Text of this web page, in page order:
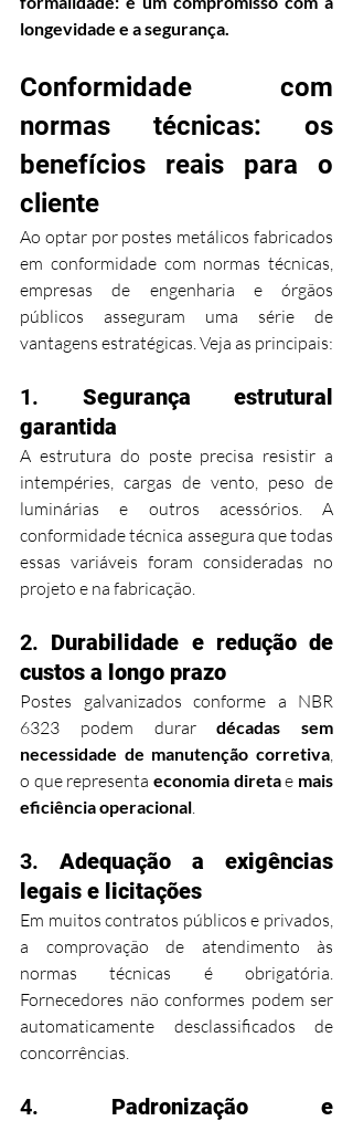
longevidade e a segurança.
Conformidade com
normas técnicas: os
benefícios reais para o
cliente
Ao optar por postes metálicos fabricados
em conformidade com normas técnicas,
empresas de engenharia e órgãos
públicos asseguram uma série de
vantagens estratégicas. Veja as principais:
1. Segurança estrutural
garantida
A estrutura do poste precisa resistir a
intempéries, cargas de vento, peso de
luminárias e outros acessórios. A
conformidade técnica assegura que todas
essas variáveis foram consideradas no
projeto e na fabricação.
2. Durabilidade e redução de
custos a longo prazo
Postes galvanizados conforme a NBR
6323 podem durar décadas sem
necessidade de manutenção corretiva
o que representa economia direta e mais
eficiência operacional
3. Adequação a exigências
legais e licitações
Em muitos contratos públicos e privados,
a comprovação de atendimento às
normas técnicas é obrigatória.
Fornecedores não conformes podem ser
automaticamente desclassificados de
concorrências.
4. Padronização e